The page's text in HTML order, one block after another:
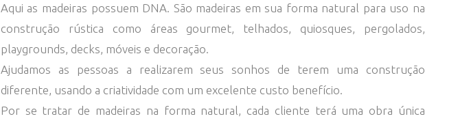
Aqui as madeiras possuem DNA. São madeiras em sua forma natural para uso na
construção rústica como áreas gourmet, telhados, quiosques, pergolados,
playgrounds, decks, móveis e decoração.
Ajudamos as pessoas a realizarem seus sonhos de terem uma construção
diferente, usando a criatividade com um excelente custo benefício.
Por se tratar de madeiras na forma natural, cada cliente terá uma obra única